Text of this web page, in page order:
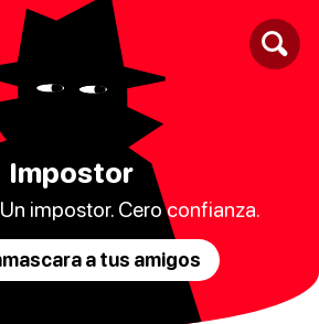
Impostor
impostor. Cero confianza.
a tus amigos